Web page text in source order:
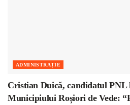
ADMINISTRAȚIE
Cristian Duică, candidatul
Municipiului Roșiori de Vede: